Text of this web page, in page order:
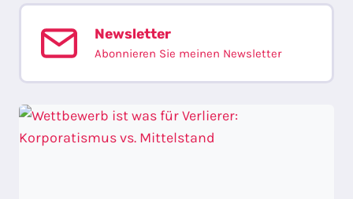
BASEL
Newsletter
Abonnieren Sie meinen Newsletter